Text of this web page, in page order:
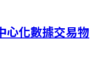
心化數據交易物